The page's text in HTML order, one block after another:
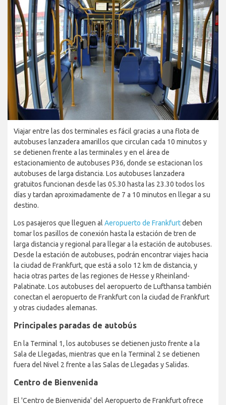
Viajar entre las dos terminales es fácil gracias a una flota de
autobuses lanzadera amarillos que circulan cada 10 minutos y
se detienen frente a las terminales y en el área de
estacionamiento de autobuses P36, donde se estacionan los
autobuses de larga distancia. Los autobuses lanzadera
gratuitos funcionan desde las 05.30 hasta las 23.30 todos los
días y tardan aproximadamente de 7 a 10 minutos en llegar a su
destino.
Los pasajeros que lleguen al Aeropuerto de Frankfurtdeben
tomar los pasillos de conexión hasta la estación de tren de
larga distancia y regional para llegar a la estación de autobuses.
Desde la estación de autobuses, podrán encontrar viajes hacia
la ciudad de Frankfurt, que está a solo 12 km de distancia, y
hacia otras partes de las regiones de Hesse y Rheinland-
Palatinate. Los autobuses del aeropuerto de Lufthansa también
conectan el aeropuerto de Frankfurt con la ciudad de Frankfurt
y otras ciudades alemanas.
Principales paradas de autobús
En la Terminal 1, los autobuses se detienen justo frente a la
Sala de Llegadas, mientras que en la Terminal 2 se detienen
fuera del Nivel 2 frente a las Salas de Llegadas y Salidas.
Centro de Bienvenida
El 'Centro de Bienvenida' del Aeropuerto de Frankfurt ofrece